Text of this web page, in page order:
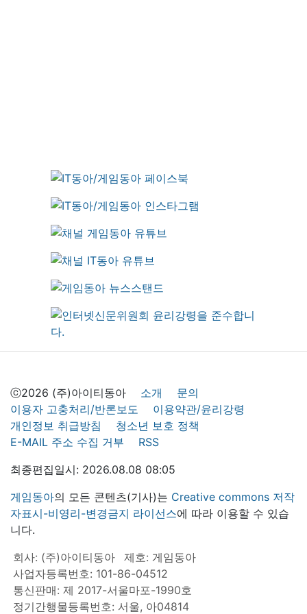
ⓒ2026 (주)아이티동아 소개
문의
이용자 고충처리/반론보도
이용약관/윤리강령
개인정보 취급방침
청소년 보호 정책
E-MAIL 주소 수집 거부
RSS
최종편집일시: 2026.08.08 08:05
게임동아의 모든 콘텐츠(기사)는 Creative commons 저작
자표시-비영리-변경금지 라이선스에 따라 이용할 수 있습
니다.
회사: (주)아이티동아
제호: 게임동아
사업자등록번호: 101-86-04512
통신판매: 제 2017-서울마포-1990호
정기간행물등록번호: 서울, 아04814